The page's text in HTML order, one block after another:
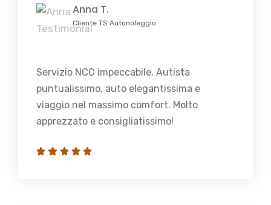
Anna T.
Cliente TS Autonoleggio
Servizio NCC impeccabile. Autista
puntualissimo, auto elegantissima e
viaggio nel massimo comfort. Molto
apprezzato e consigliatissimo!